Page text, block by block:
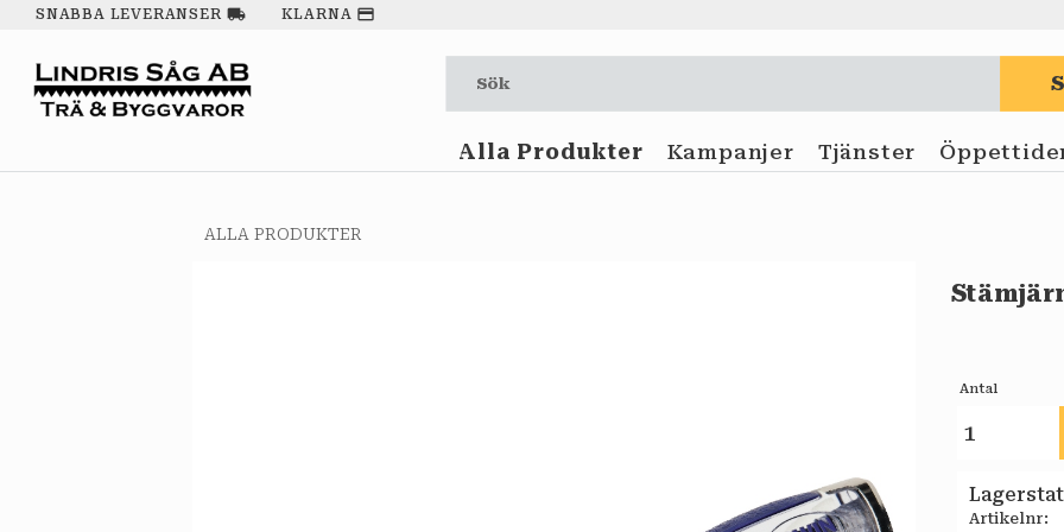
SNABBA LEVERANSER local_shipping KLARNA payment
Alla Produkter Kampanjer Tjänster
ALLA PRODUKTER
Antal
Artikelnr